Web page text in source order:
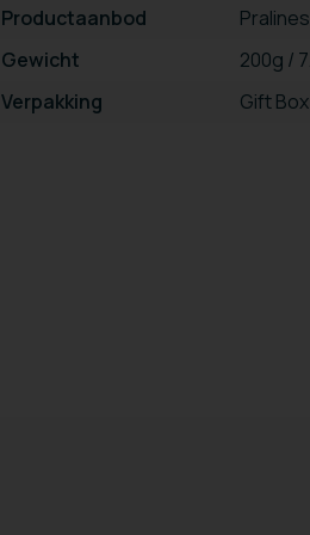
Productaanbod
Pralines
Gewicht
200g /
Verpakking
Gift Box